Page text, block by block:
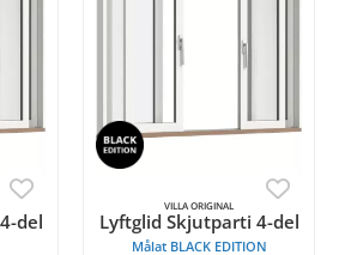
del
VILLA ORIGINAL
Lyftglid Skjutparti 4-del
Målat BLACK EDITION